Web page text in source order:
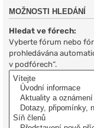
MOŽNOSTI HLEDÁNÍ
Hledat ve fórech:
Vyberte fórum nebo
prohledávána
v podfórech“.